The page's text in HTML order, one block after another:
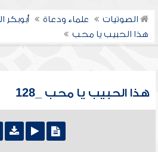
الصوتيات علماء ودعاة
أبوبكر
هذا الحبيب يا محب
هذا الحبيب يا محب _128